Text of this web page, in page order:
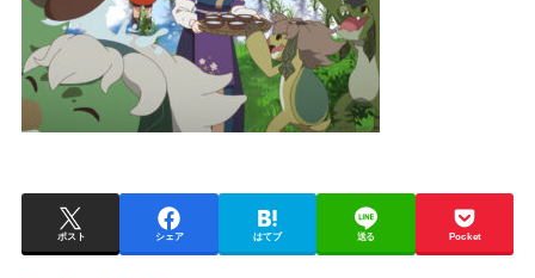
ポスト シェア はてブ 送る Pocket